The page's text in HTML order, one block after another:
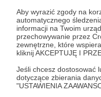
Aby wyrazić zgody na
automatycznego
informacji na Twoim
przechowywanie przez
zewnętrzne, które
kliknij AKCEPTUJĘ I
Jeśli chcesz dostosować
dotyczące zbierania
"USTAWIENIA
Zapamiętaj mnie